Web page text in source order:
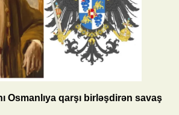
Osmanlıya qarşı birləşdirən savaş